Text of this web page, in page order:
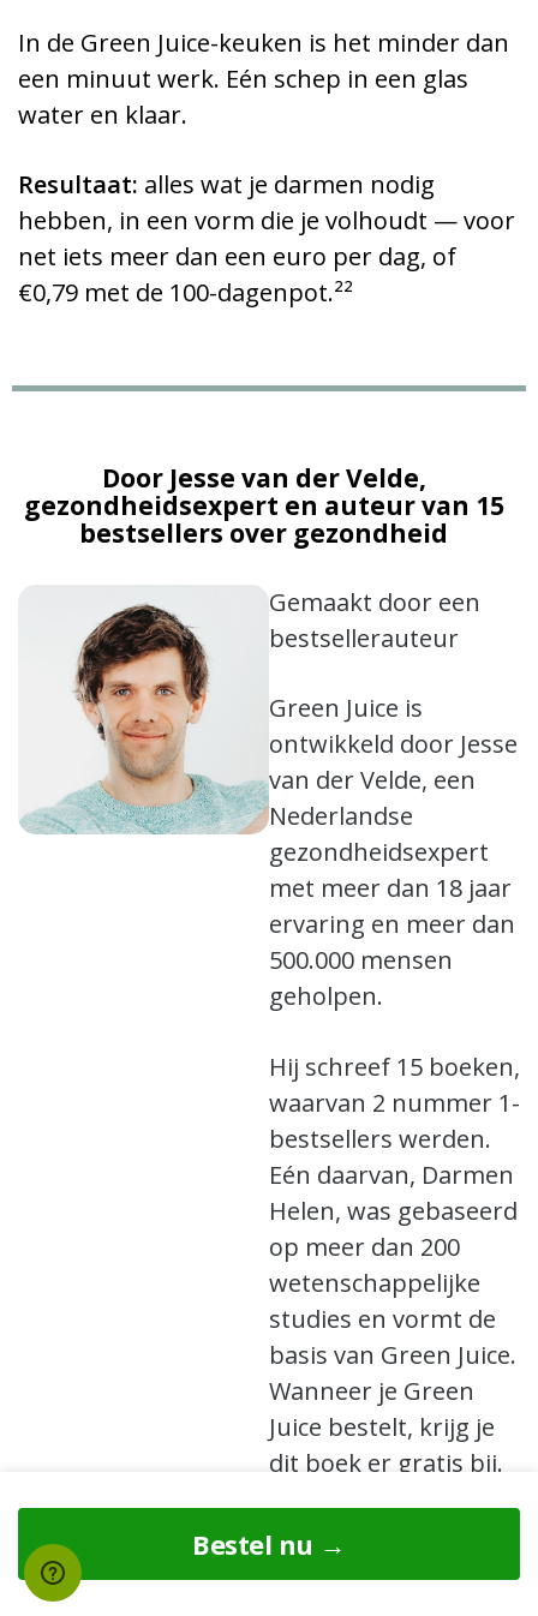
Bestel nu →
In de Green Juice-keuken is het minder dan
een minuut werk. Eén schep in een glas
water en klaar.
Resultaat: alles wat je darmen nodig
hebben, in een vorm die je volhoudt — voor
net iets meer dan een euro per dag, of
€0,79 met de 100-dagenpot.²²
Door Jesse van der Velde,
gezondheidsexpert en auteur van 15
bestsellers over gezondheid
Gemaakt door een
bestsellerauteur
Green Juice is
ontwikkeld door Jesse
van der Velde, een
Nederlandse
gezondheidsexpert
met meer dan 18 jaar
ervaring en meer dan
500.000 mensen
geholpen.
Hij schreef 15 boeken,
waarvan 2 nummer 1-
bestsellers werden.
Eén daarvan, Darmen
Helen, was gebaseerd
op meer dan 200
wetenschappelijke
studies en vormt de
basis van Green Juice.
Wanneer je Green
Juice bestelt, krijg je
dit boek er gratis bij.